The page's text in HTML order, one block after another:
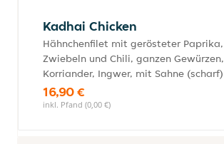
Kadhai Chicken
Hähnchenfilet mit gerösteter Paprika,
Zwiebeln und Chili, ganzen Gewürzen,
Korriander, Ingwer, mit Sahne (scharf)
16,90 €
inkl. Pfand (0,00 €)